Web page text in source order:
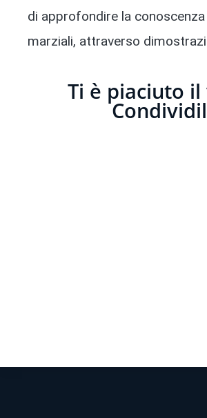
di approfondire la
marziali, attraverso
Ti è piaciuto il